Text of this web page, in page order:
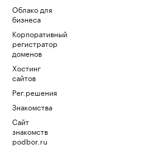
Облако для
бизнеса
Корпоративный
регистратор
доменов
Хостинг
сайтов
Рег.решения
Знакомства
Сайт
знакомств
podbor.ru